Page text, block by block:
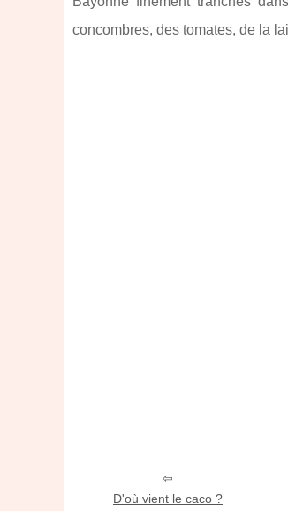
concombres, des tomates, de la
D'où vient le caco ?